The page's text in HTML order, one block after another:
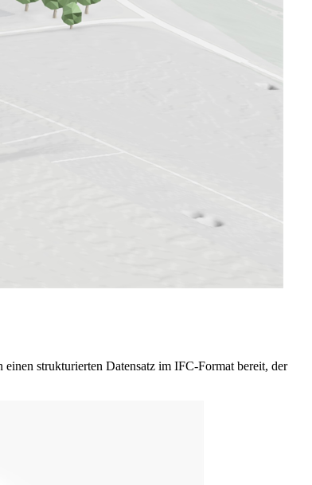
strukturierten Datensatz im IFC-Format bereit, der